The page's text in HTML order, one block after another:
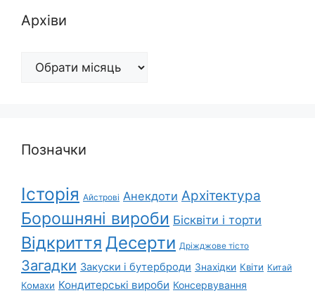
Архіви
Архіви
Позначки
Історія Айстрові Анекдоти Архітектура
Борошняні вироби Бісквіти і торти
Відкриття Десерти Дріжджове тісто
Загадки Закуски і бутерброди Знахідки Квіти Китай
Комахи Кондитерські вироби Консервування